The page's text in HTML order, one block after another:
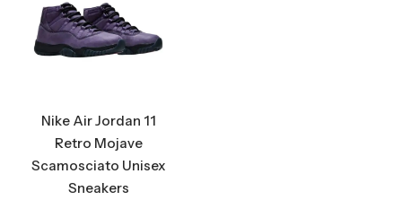
Nike Air Jordan 11
Retro Mojave
Scamosciato Unisex
Sneakers